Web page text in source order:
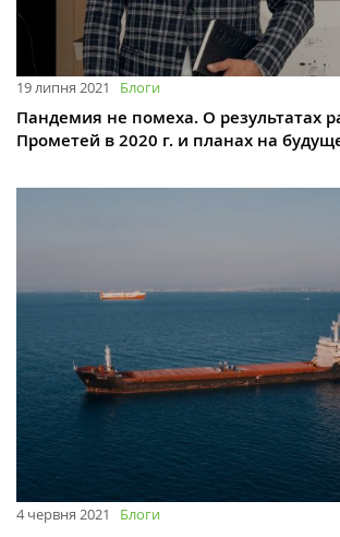
19 липня 2021 Блоги
Пандемия не помеха. О результатах
Прометей в 2020 г. и планах на
4 червня 2021 Блоги